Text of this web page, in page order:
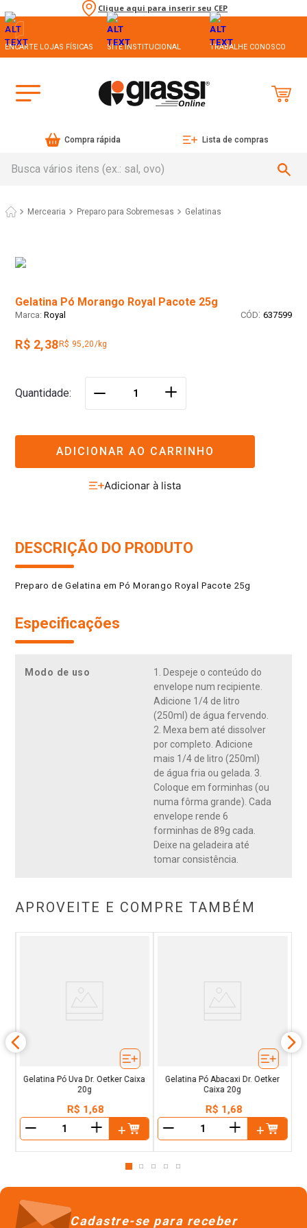
Clique aqui para inserir seu CEP
ENCARTE LOJAS FÍSICAS SITE INSTITUCIONAL TRABALHE CONOSCO
Compra rápida Lista de compras
Mercearia Preparo para Sobremesas Gelatinas
Gelatina Pó Morango Royal Pacote 25g
Royal : 637599
R$ 2,38 R$ 95,20/kg
Quantidade ＋
ADICIONAR AO CARRINHO
DESCRIÇÃO DO PRODUTO
Preparo de Gelatina em Pó Morango Royal Pacote 25g
Especificações
Modo de uso
1. Despeje o conteúdo do
envelope num recipiente.
Adicione 1/4 de litro
(250ml) de água fervendo.
2. Mexa bem até dissolver
por completo. Adicione
mais 1/4 de litro (250ml)
de água fria ou gelada. 3.
Coloque em forminhas (ou
numa fôrma grande). Cada
envelope rende 6
forminhas de 89g cada.
Deixe na geladeira até
tomar consistência.
APROVEITE E COMPRE TAMBÉM
Gelatina Pó Uva Dr. Oetker Caixa
20g
R$ 1,68
＋
Gelatina Pó Abacaxi Dr. Oetker
Caixa 20g
R$ 1,68
＋
Cadastre-se para receber